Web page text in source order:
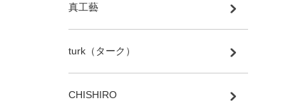
真工藝
turk（ターク）
CHISHIRO